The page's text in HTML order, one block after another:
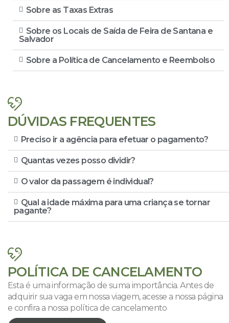
Sobre as Taxas Extras
Sobre os Locais de Saída de Feira de Santana e
Salvador
Sobre a Política de Cancelamento e Reembolso
DÚVIDAS FREQUENTES
Preciso ir a agência para efetuar o pagamento?
Quantas vezes posso dividir?
O valor da passagem é individual?
Qual a idade máxima para uma criança se tornar
pagante?
POLÍTICA DE CANCELAMENTO
Esta é uma informação de suma importância. Antes de
adquirir sua vaga em nossa viagem, acesse a nossa página
e confira a nossa política de cancelamento